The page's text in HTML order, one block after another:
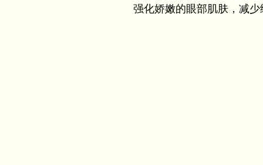
强化娇嫩的眼部肌肤，减少